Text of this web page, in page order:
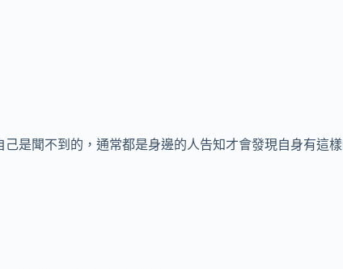
是聞不到的，通常都是身邊的人告知才會發現自身有這